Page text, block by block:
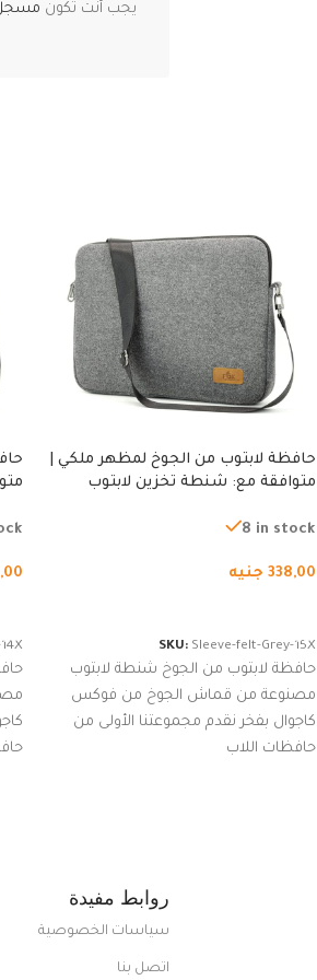
يجب أنت تكون مسجل
حافظة لابتوب من الجوخ لمظهر ملكي |
متوافقة مع: شنطة تخزين لابتوب
من الجوخ لجهاز نوت بوك والتابلت،
8 in stock
338,00 جنيه
SKU: Sleeve-felt-Grey-15X
حافظة لابتوب من الجوخ شنطة لابتوب
مصنوعة من قماش الجوخ من فوكس
كاجوال بفخر نقدم مجموعتنا الأولى من
حافظات اللاب
من
روابط مفيدة
سياسات الخصوصية
اتصل بنا